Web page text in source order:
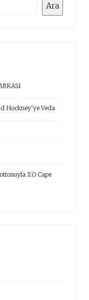
Ara
Hockney’ye Veda
XO Cape